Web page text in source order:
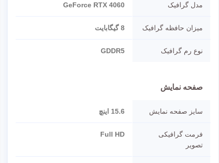
مدل گرافیک GeForce RTX 4060
میزان حافظه گرافیک 8 گیگابایت
نوع رم گرافیک GDDR5
صفحه نمایش
سایز صفحه نمایش 15.6 اینچ
فرمت گرافیکی
تصویر
Full HD